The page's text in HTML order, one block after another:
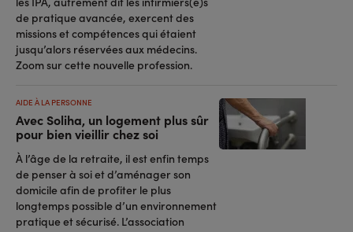
de pratique avancée, exercent des
missions et compétences qui étaient
jusqu’alors réservées aux médecins.
Zoom sur cette nouvelle profession.
Avec Soliha, un logement plus sûr
pour bien vieillir chez soi
AIDE À LA PERSONNE
À l’âge de la retraite, il est enfin temps
de penser à soi et d’aménager son
domicile afin de profiter le plus
longtemps possible d’un environnement
pratique et sécurisé. L’association